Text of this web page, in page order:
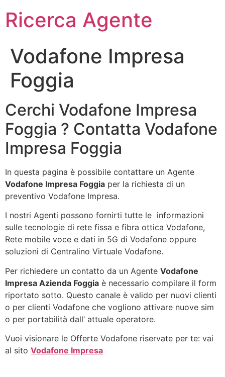
Ricerca Agente
Vodafone Impresa
Foggia
Cerchi Vodafone Impresa
Foggia ? Contatta Vodafone
Impresa Foggia
In questa pagina è possibile contattare un Agente
Vodafone Impresa Foggia per la richiesta di un
preventivo Vodafone Impresa.
I nostri Agenti possono fornirti tutte le informazioni
sulle tecnologie di rete fissa e fibra ottica Vodafone,
Rete mobile voce e dati in 5G di Vodafone oppure
soluzioni di Centralino Virtuale Vodafone.
Per richiedere un contatto da un Agente Vodafone
Impresa Azienda Foggia è necessario compilare il form
riportato sotto. Questo canale è valido per nuovi clienti
o per clienti Vodafone che vogliono attivare nuove sim
o per portabilità dall’ attuale operatore.
Vuoi visionare le Offerte Vodafone riservate per te: vai
al sito Vodafone Impresa